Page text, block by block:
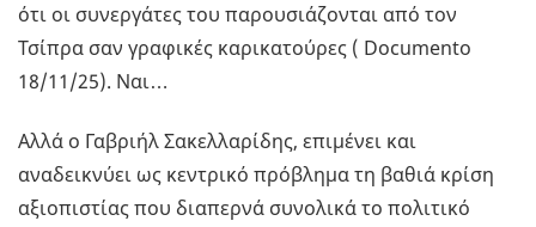
ότι οι συνεργάτες του παρουσιάζονται από τον
Τσίπρα σαν γραφικές καρικατούρες ( Documento
18/11/25). Ναι…
Αλλά ο Γαβριήλ Σακελλαρίδης, επιμένει και
αναδεικνύει ως κεντρικό πρόβλημα τη βαθιά κρίση
αξιοπιστίας που διαπερνά συνολικά το πολιτικό